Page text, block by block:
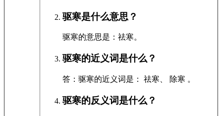
驱寒是什么意思？
驱寒的意思是：祛寒。
驱寒的近义词是什么？
答：驱寒的近义词是： 祛寒、 除寒 。
驱寒的反义词是什么？